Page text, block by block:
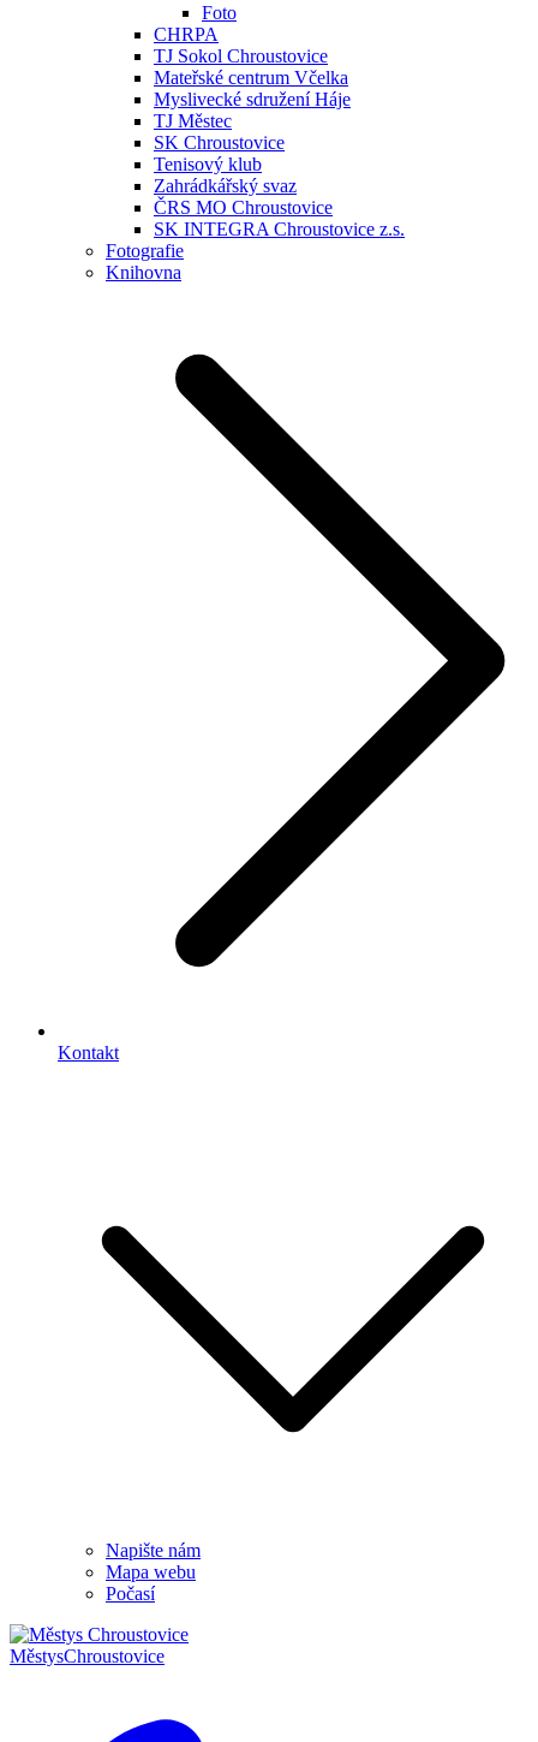
Foto
CHRPA
TJ Sokol Chroustovice
Mateřské centrum Včelka
Myslivecké sdružení Háje
TJ Městec
SK Chroustovice
Tenisový klub
Zahrádkářský svaz
ČRS MO Chroustovice
SK INTEGRA Chroustovice z.s.
Fotografie
Knihovna
Kontakt
Napište nám
Mapa webu
Počasí
MěstysChroustovice